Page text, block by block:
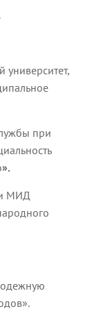
университет,
при
».
МИД